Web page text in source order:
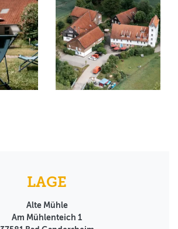
LAGE
Alte Mühle
Am Mühlenteich 1